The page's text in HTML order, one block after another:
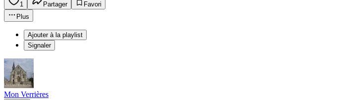
1 Partager
Favori
Plus
Ajouter à la playlist
Signaler
Mon Verrières